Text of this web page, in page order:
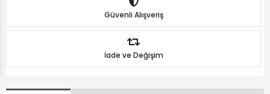
Güvenli Alışveriş
İade ve Değişim